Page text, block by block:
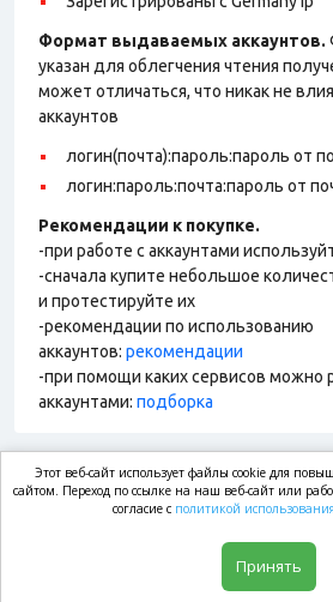
Формат выдаваемых аккаунтов.
указан для облегчения чтения
может отличаться, что никак не
аккаунтов
логин(почта):пароль:пароль от
логин:пароль:почта:пароль от
Рекомендации к покупке.
-при работе с аккаунтами
-сначала купите небольшое
и протестируйте их
-рекомендации по использованию
аккаунтов: рекомендации
-при помощи каких сервисов можно
аккаунтами: подборка
market.com
Этот веб-сайт использует файлы cookie для
сайтом. Переход по ссылке на наш веб-сайт или
согласие с политикой
Принять